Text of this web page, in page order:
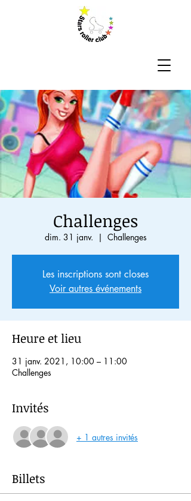
Challenges
dim. 31 janv.
  |
Challenges
Les inscriptions sont closes
Voir autres événements
Heure et lieu
31 janv. 2021, 10:00 – 11:00
Challenges
Invités
+ 1 autres invités
Billets